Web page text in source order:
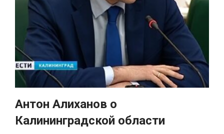
Антон Алиханов о
Калининградской области